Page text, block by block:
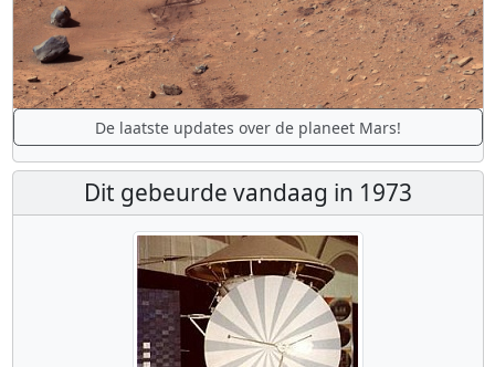
De laatste updates over de planeet Mars!
Dit gebeurde vandaag in 1973